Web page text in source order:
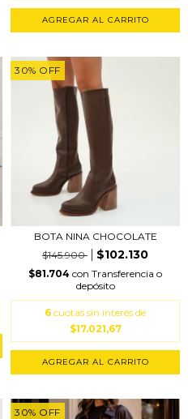
AGREGAR AL CARRITO
30% OFF
BOTA NINA CHOCOLATE
$145.900
$102.130
$81.704 con Transferencia o
depósito
6 cuotas sin interés de
$17.021,67
AGREGAR AL CARRITO
30% OFF